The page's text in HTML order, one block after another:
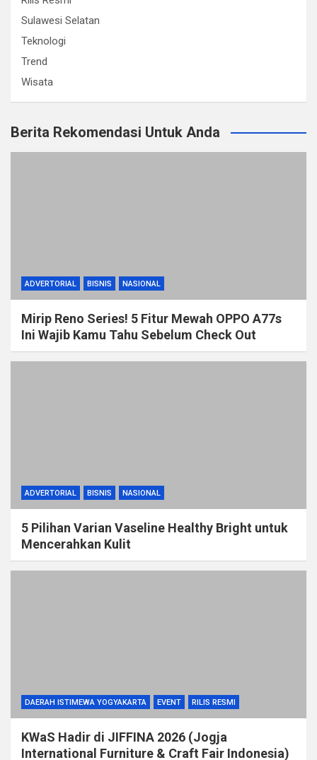
Sulawesi Selatan
Teknologi
Trend
Wisata
Berita Rekomendasi Untuk Anda
ADVERTORIAL BISNIS NASIONAL
Mirip Reno Series! 5 Fitur Mewah OPPO A77s
Ini Wajib Kamu Tahu Sebelum Check Out
ADVERTORIAL BISNIS NASIONAL
5 Pilihan Varian Vaseline Healthy Bright untuk
Mencerahkan Kulit
DAERAH ISTIMEWA YOGYAKARTA EVENT RILIS RESMI
KWaS Hadir di JIFFINA 2026 (Jogja
International Furniture & Craft Fair Indonesia)